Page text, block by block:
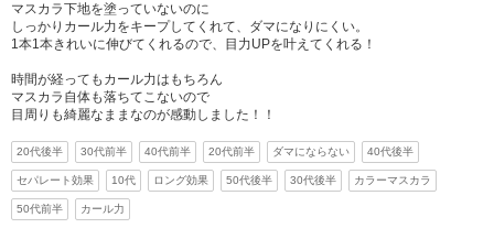
マスカラ下地を塗っていないのに
しっかりカール力をキープしてくれて、ダマになりにくい。
1本1本きれいに伸びてくれるので、目力UPを叶えてくれる！
時間が経ってもカール力はもちろん
マスカラ自体も落ちてこないので
目周りも綺麗なままなのが感動しました！！
20代後半 30代前半 40代前半 20代前半 ダマにならない 40代後半
セパレート効果 10代 ロング効果 50代後半 30代後半 カラーマスカラ
50代前半 カール力